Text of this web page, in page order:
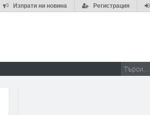
Регистрация
Изпрати ни новина